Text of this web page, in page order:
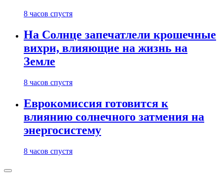
8 часов спустя
На Солнце запечатлели крошечные
вихри, влияющие на жизнь на
Земле
8 часов спустя
Еврокомиссия готовится к
влиянию солнечного затмения на
энергосистему
8 часов спустя